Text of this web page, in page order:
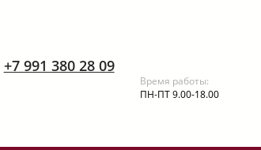
+7 991 380 28 09
Время работы:
ПН-ПТ 9.00-18.00